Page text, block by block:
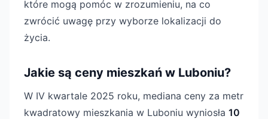
które mogą pomóc w zrozumieniu, na co
zwrócić uwagę przy wyborze lokalizacji do
życia.
Jakie są ceny mieszkań w Luboniu?
W IV kwartale 2025 roku, mediana ceny za metr
kwadratowy mieszkania w Luboniu wyniosła 10